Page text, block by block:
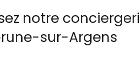
notre
sur-Argens